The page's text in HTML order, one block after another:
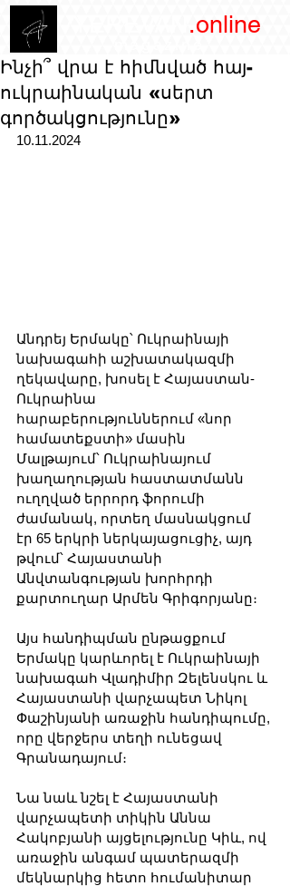
.online
Ինչի՞ վրա է հիմնված հայ-
ուկրաինական «սերտ
գործակցությունը»
10.11.2024
Անդրեյ Երմակը՝ Ուկրաինայի
նախագահի աշխատակազմի
ղեկավարը, խոսել է Հայաստան-
Ուկրաինա
հարաբերություններում «նոր
համատեքստի» մասին
Մալթայում՝ Ուկրաինայում
խաղաղության հաստատմանն
ուղղված երրորդ ֆորումի
ժամանակ, որտեղ մասնակցում
էր 65 երկրի ներկայացուցիչ, այդ
թվում՝ Հայաստանի
Անվտանգության խորհրդի
քարտուղար Արմեն Գրիգորյանը։
Այս հանդիպման ընթացքում
Երմակը կարևորել է Ուկրաինայի
նախագահ Վլադիմիր Զելենսկու և
Հայաստանի վարչապետ Նիկոլ
Փաշինյանի առաջին հանդիպումը,
որը վերջերս տեղի ունեցավ
Գրանադայում։
Նա նաև նշել է Հայաստանի
վարչապետի տիկին Աննա
Հակոբյանի այցելությունը Կիև, ով
առաջին անգամ պատերազմի
մեկնարկից հետո հումանիտար